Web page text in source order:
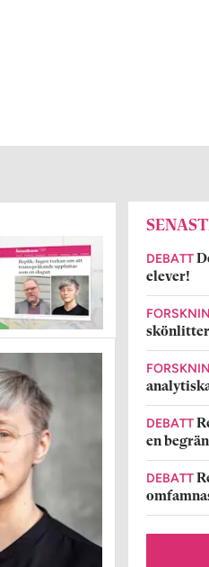
DEBATT
elever!
DEBATT
en
DEBATT